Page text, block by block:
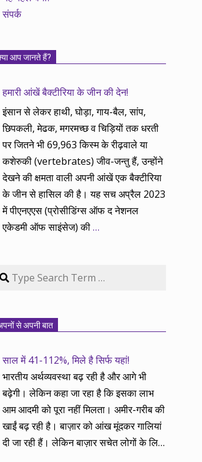
संपर्क
आप जानते हैं?
हमारी आंखें बैक्टीरिया के जीन की देन!
इंसान से लेकर हाथी, घोड़ा, गाय-बैल, सांप,
छिपकली, मेढक, मगरमच्छ व चिड़ियों तक धरती
पर जितने भी 69,963 किस्म के रीढ़वाले या
कशेरुकी (vertebrates) जीव-जन्तु हैं, उन्होंने
देखने की क्षमता वाली अपनी आंखें एक बैक्टीरिया
के जीन से हासिल की है। यह सच अप्रैल 2023
में पीएनएएस (प्रोसीडिंग्स ऑफ द नेशनल
एकेडमी ऑफ साइंसेज) की…
से अपनी बात
साल में 41-112%, मिले है सिर्फ यहां!
भारतीय अर्थव्यवस्था बढ़ रही है और आगे भी
बढ़ेगी। लेकिन कहा जा रहा है कि इसका लाभ
आम आदमी को पूरा नहीं मिलता। अमीर-गरीब की
खाईं बढ़ रही है। बाज़ार को आंख मूंदकर गालियां
दी जा रही हैं। लेकिन बाज़ार सचेत लोगों के लिए